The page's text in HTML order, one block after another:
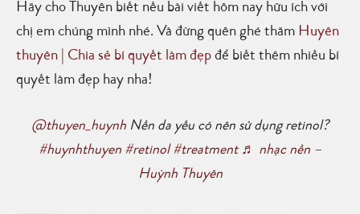
Hãy cho Thuyên biết nếu bài viết hôm nay hữu ích với
chị em chúng mình nhé. Và đừng quên ghé thăm Huyên
thuyên | Chia sẻ bí quyết làm đẹp để biết thêm nhiều bí
quyết làm đẹp hay nha!
@thuyen_huynh Nền da yếu có nên sử dụng retinol?
#huynhthuyen #retinol #treatment ♬ nhạc nền –
Huỳnh Thuyên